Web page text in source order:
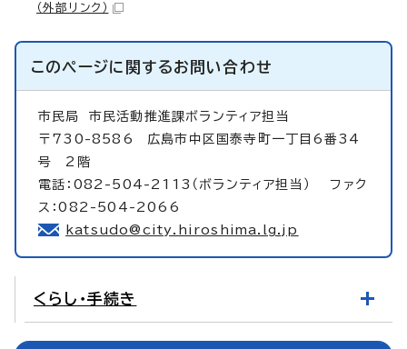
（外部リンク）
このページに関するお問い合わせ
市民局 市民活動推進課ボランティア担当
〒730-8586 広島市中区国泰寺町一丁目6番34
号 2階
電話：082-504-2113（ボランティア担当） ファク
ス：082-504-2066
katsudo@city.hiroshima.lg.jp
くらし・手続き